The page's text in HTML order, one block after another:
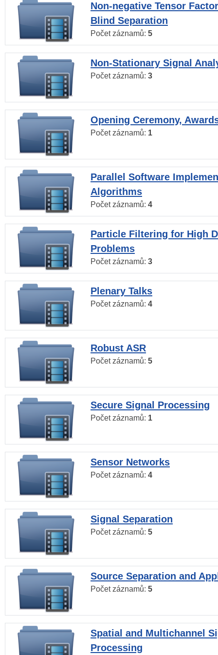
Non-negative Tensor
Blind Separation
Počet záznamů: 5
Non-Stationary Signal
Počet záznamů: 3
Opening Ceremony,
Počet záznamů: 1
Parallel Software
Algorithms
Počet záznamů: 4
Particle Filtering for High
Problems
Počet záznamů: 3
Plenary Talks
Počet záznamů: 4
Robust ASR
Počet záznamů: 5
Secure Signal Processing
Počet záznamů: 1
Sensor Networks
Počet záznamů: 4
Signal Separation
Počet záznamů: 5
Source Separation and
Počet záznamů: 5
Spatial and Multichannel
Processing